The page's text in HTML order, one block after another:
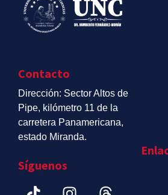
Contacto
Dirección: Sector Altos de
Pipe, kilómetro 11 de la
carretera Panamericana,
estado Miranda.
Síguenos